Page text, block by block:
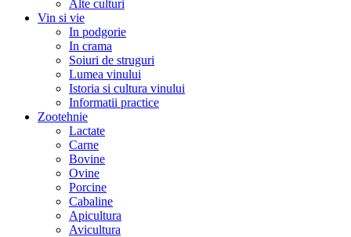
Alte culturi
Vin si vie
In podgorie
In crama
Soiuri de struguri
Lumea vinului
Istoria si cultura vinului
Informatii practice
Zootehnie
Lactate
Carne
Bovine
Ovine
Porcine
Cabaline
Apicultura
Avicultura